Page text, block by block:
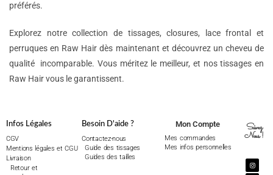
préférés.
Explorez notre collection de tissages, closures, lace frontal et
perruques en Raw Hair dès maintenant et découvrez un cheveu de
qualité incomparable. Vous méritez le meilleur, et nos tissages en
Raw Hair vous le garantissent.
Infos Légales
CGV
Mentions légales et CGU
Livraison
Retour et
Besoin D'aide ?
Contactez-nous
Guide des tissages
Guides des tailles
Mon Compte
Mes commandes
Mes infos personnelles
Suivez
Nous !